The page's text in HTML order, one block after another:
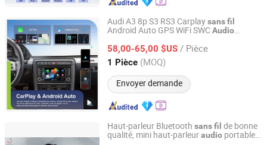
Audi A3 8p S3 RS3 Carplaysansfil
Android Auto GPS WiFi SWCAudio
58,00-65,00 $US / Pièce
1 Pièce (MOQ)
Envoyer demande
Xiamen Aisite Technology Co., Ltd
Fujian, China Depuis 2026
Haut-parleur Bluetooth sansfil de bonne
qualité, mini haut-parleuraudio portable,
Juhuaxin (Foshan) Technology Co., Ltd.